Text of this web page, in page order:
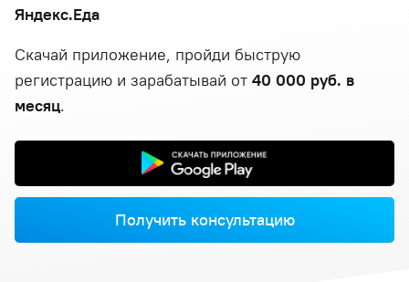
Яндекс.Еда
Скачай приложение, пройди быструю
регистрацию и зарабатывай от 40 000 руб. в
месяц.
Получить консультацию